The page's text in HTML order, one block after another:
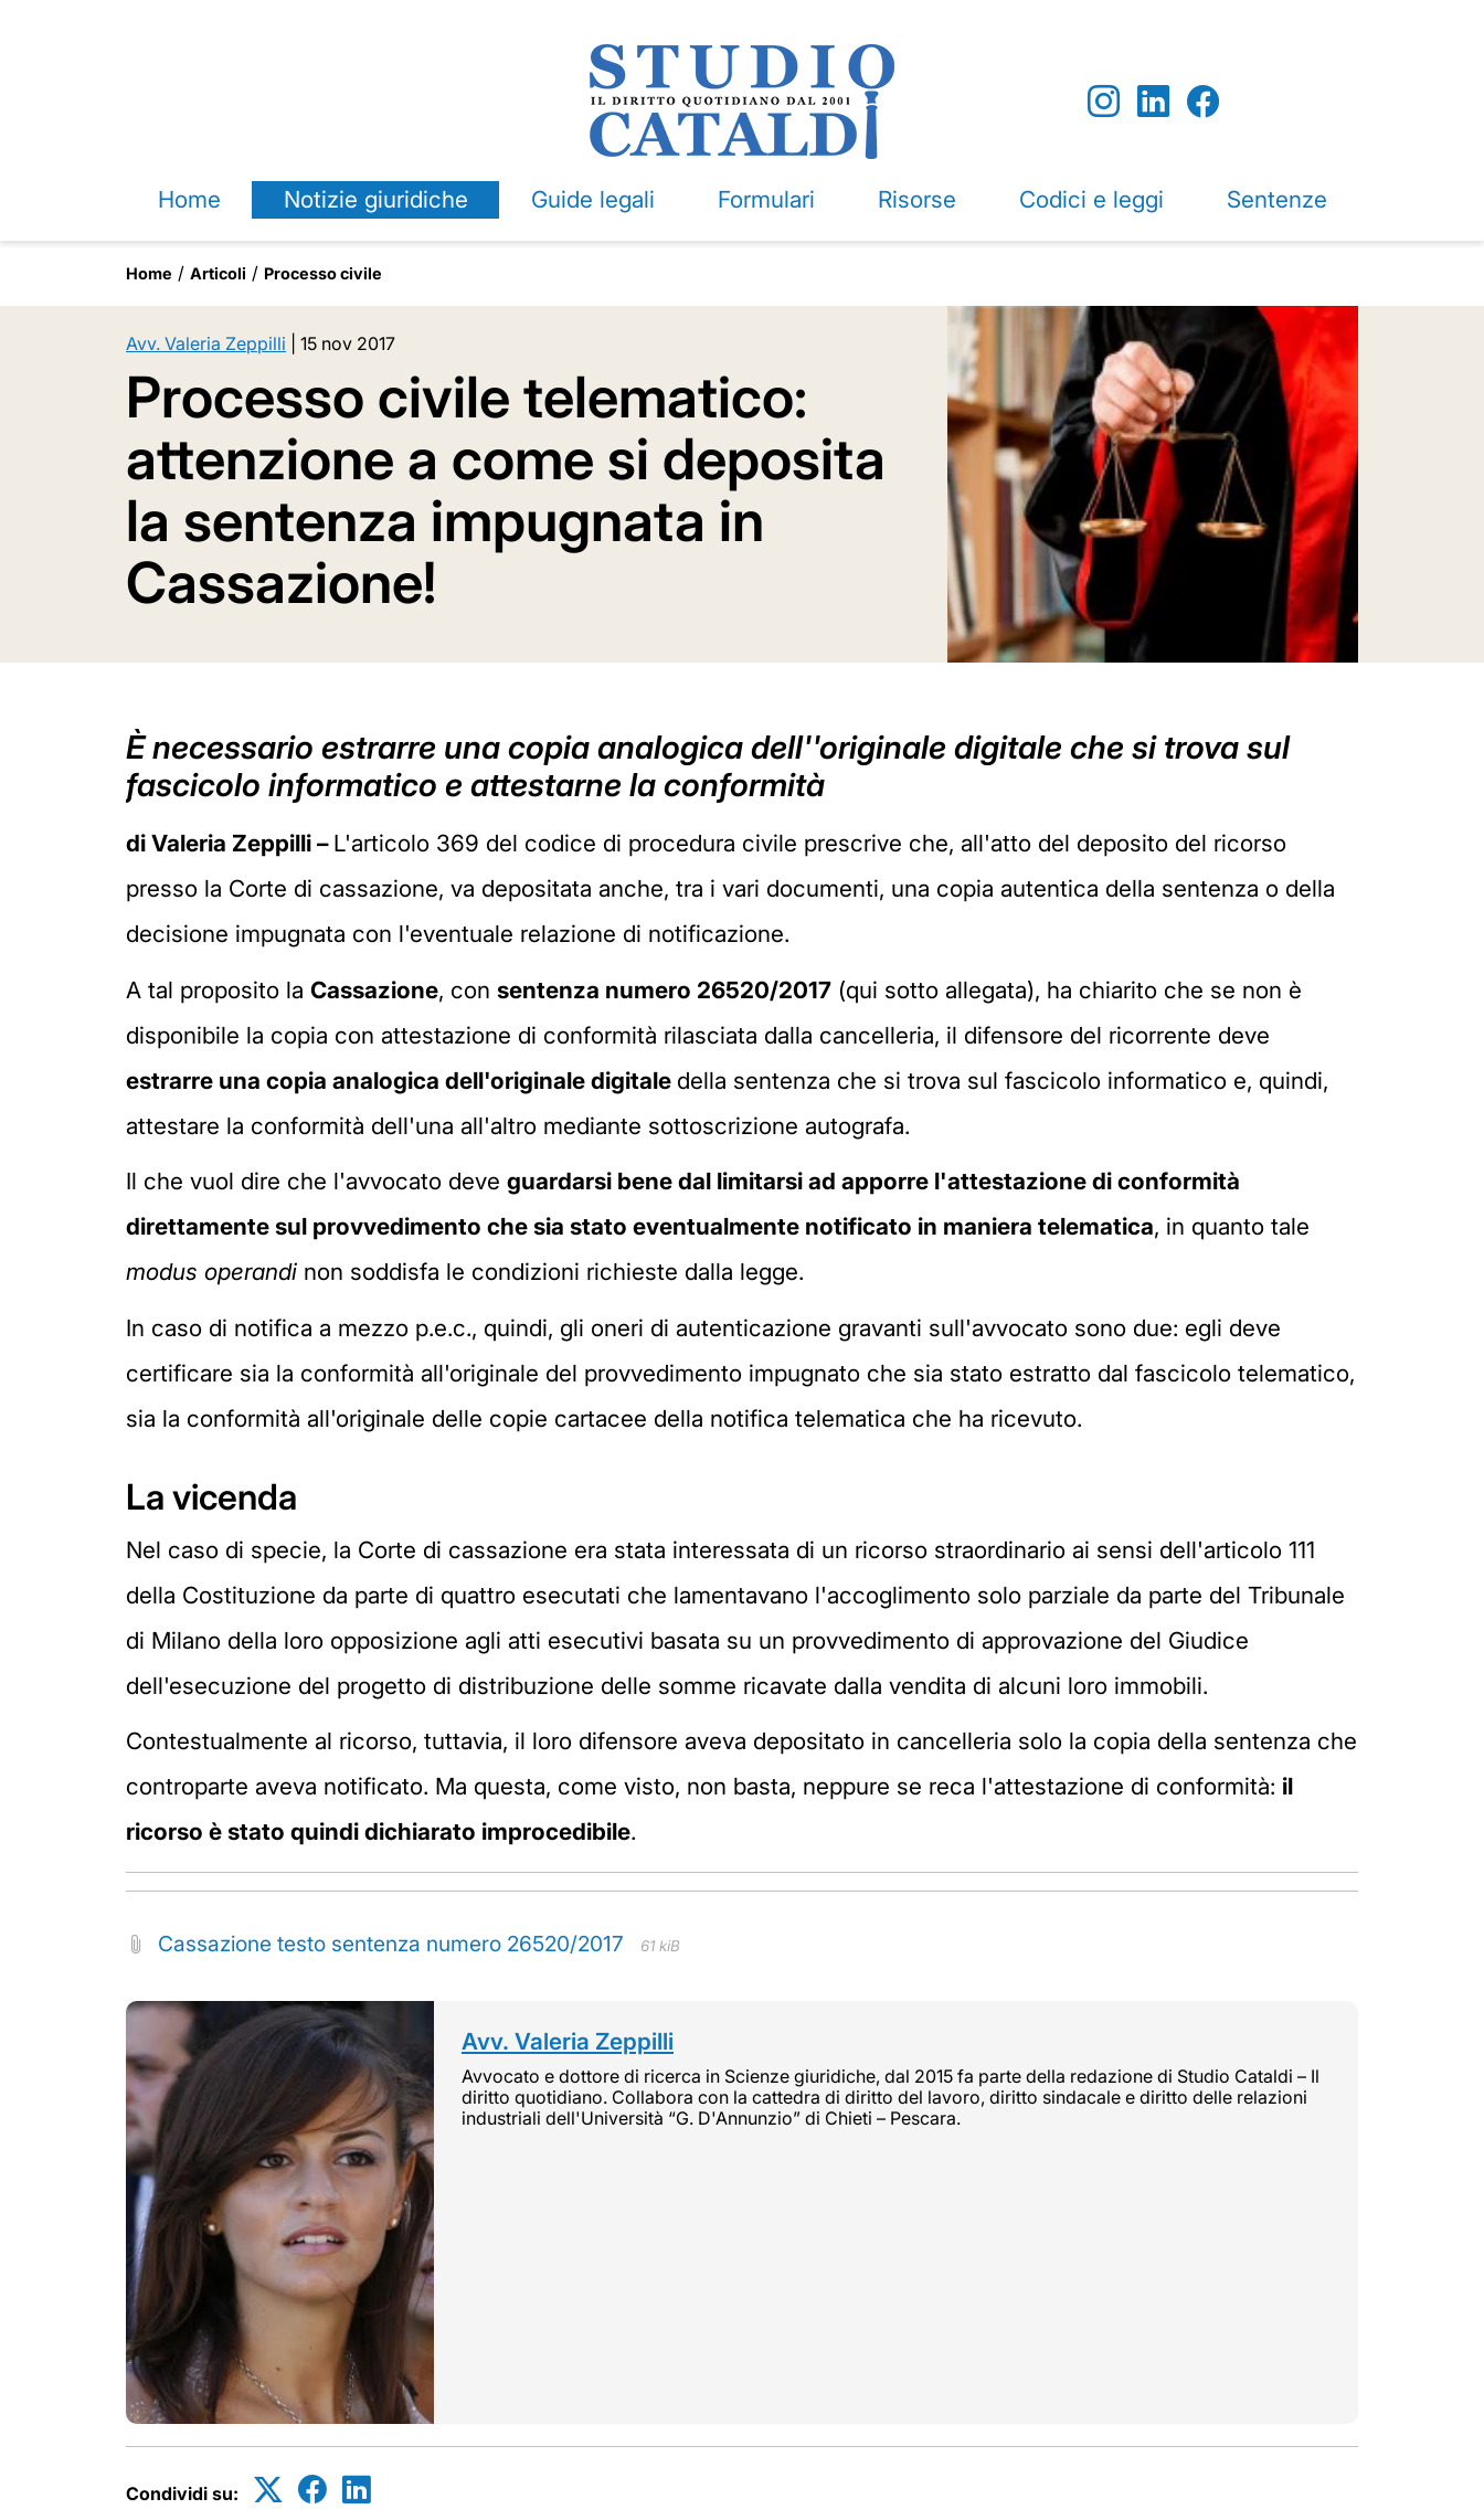
Home Notizie giuridiche Guide legali Formulari Risorse Codici e leggi Sentenze
Home Articoli Processo civile
Avv. Valeria Zeppilli 15 nov 2017
Processo civile telematico:
attenzione a come si deposita
la sentenza impugnata in
Cassazione!
È necessario estrarre una copia analogica dell''originale digitale che si trova sul
fascicolo informatico e attestarne la conformità
di Valeria Zeppilli – L'articolo 369 del codice di procedura civile prescrive che, all'atto del deposito del ricorso
presso la Corte di cassazione, va depositata anche, tra i vari documenti, una copia autentica della sentenza o della
decisione impugnata con l'eventuale relazione di notificazione.
A tal proposito la Cassazione, con sentenza numero 26520/2017 (qui sotto allegata), ha chiarito che se non è
disponibile la copia con attestazione di conformità rilasciata dalla cancelleria, il difensore del ricorrente deve
estrarre una copia analogica dell'originale digitale della sentenza che si trova sul fascicolo informatico e, quindi,
attestare la conformità dell'una all'altro mediante sottoscrizione autografa.
Il che vuol dire che l'avvocato deve guardarsi bene dal limitarsi ad apporre l'attestazione di conformità
direttamente sul provvedimento che sia stato eventualmente notificato in maniera telematica, in quanto tale
modus operandi non soddisfa le condizioni richieste dalla legge.
In caso di notifica a mezzo p.e.c., quindi, gli oneri di autenticazione gravanti sull'avvocato sono due: egli deve
certificare sia la conformità all'originale del provvedimento impugnato che sia stato estratto dal fascicolo telematico,
sia la conformità all'originale delle copie cartacee della notifica telematica che ha ricevuto.
La vicenda
Nel caso di specie, la Corte di cassazione era stata interessata di un ricorso straordinario ai sensi dell'articolo 111
della Costituzione da parte di quattro esecutati che lamentavano l'accoglimento solo parziale da parte del Tribunale
di Milano della loro opposizione agli atti esecutivi basata su un provvedimento di approvazione del Giudice
dell'esecuzione del progetto di distribuzione delle somme ricavate dalla vendita di alcuni loro immobili.
Contestualmente al ricorso, tuttavia, il loro difensore aveva depositato in cancelleria solo la copia della sentenza che
controparte aveva notificato. Ma questa, come visto, non basta, neppure se reca l'attestazione di conformità: il
ricorso è stato quindi dichiarato improcedibile.
Cassazione testo sentenza numero 26520/2017 61 kiB
Avv. Valeria Zeppilli
Avvocato e dottore di ricerca in Scienze giuridiche, dal 2015 fa parte della redazione di Studio Cataldi – Il
diritto quotidiano. Collabora con la cattedra di diritto del lavoro, diritto sindacale e diritto delle relazioni
industriali dell'Università “G. D'Annunzio” di Chieti – Pescara.
Condividi su: